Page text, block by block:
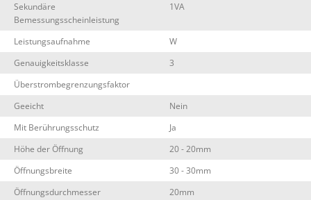
Sekundäre
Bemessungsscheinleistung
1VA
Leistungsaufnahme
W
Genauigkeitsklasse
3
Überstrombegrenzungsfaktor
Geeicht
Nein
Mit Berührungsschutz
Ja
Höhe der Öffnung
20 - 20mm
Öffnungsbreite
30 - 30mm
Öffnungsdurchmesser
20mm